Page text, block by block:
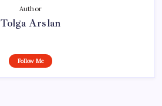
Author
Tolga Arslan
Follow Me